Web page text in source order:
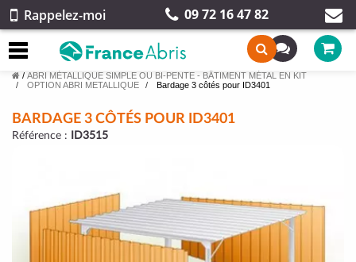
Rappelez-moi 09 72 16 47 82
/ ABRI MÉTALLIQUE SIMPLE OU BI-PENTE - BÂTIMENT MÉTAL EN KIT
OPTION ABRI METALLIQUE
Bardage 3 côtés pour ID3401
BARDAGE 3 CÔTÉS POUR ID3401
Référence : ID3515